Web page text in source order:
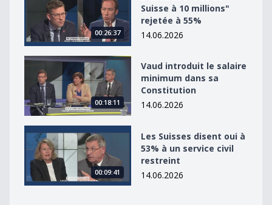
00:26:37
Suisse à 10 millions"
rejetée à 55%
14.06.2026
Vaud introduit le salaire minimum dans sa
00:18:11
Vaud introduit le salaire
minimum dans sa
Constitution
14.06.2026
Les Suisses disent oui à 53% à un service civil restreint
00:09:41
Les Suisses disent oui à
53% à un service civil
restreint
14.06.2026